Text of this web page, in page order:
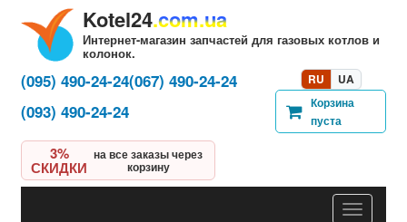
Kotel24.com.ua
Интернет-магазин запчастей для газовых котлов и
колонок.
3%
СКИДКИ
на все заказы через
корзину
(095) 490-24-24(067) 490-24-24
(093) 490-24-24
RU
UA
Корзина
пуста